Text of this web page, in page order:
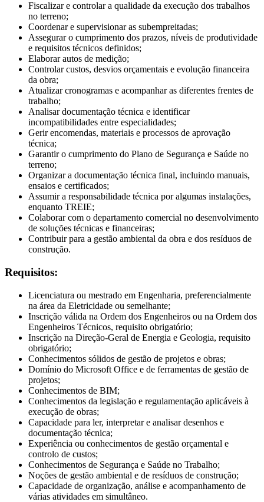
Fiscalizar e controlar a qualidade da execução dos trabalhos
no terreno;
Coordenar e supervisionar as subempreitadas;
Assegurar o cumprimento dos prazos, níveis de produtividade
e requisitos técnicos definidos;
Elaborar autos de medição;
Controlar custos, desvios orçamentais e evolução financeira
da obra;
Atualizar cronogramas e acompanhar as diferentes frentes de
trabalho;
Analisar documentação técnica e identificar
incompatibilidades entre especialidades;
Gerir encomendas, materiais e processos de aprovação
técnica;
Garantir o cumprimento do Plano de Segurança e Saúde no
terreno;
Organizar a documentação técnica final, incluindo manuais,
ensaios e certificados;
Assumir a responsabilidade técnica por algumas instalações,
enquanto TREIE;
Colaborar com o departamento comercial no desenvolvimento
de soluções técnicas e financeiras;
Contribuir para a gestão ambiental da obra e dos resíduos de
construção.
Requisitos:
Licenciatura ou mestrado em Engenharia, preferencialmente
na área da Eletricidade ou semelhante;
Inscrição válida na Ordem dos Engenheiros ou na Ordem dos
Engenheiros Técnicos, requisito obrigatório;
Inscrição na Direção-Geral de Energia e Geologia, requisito
obrigatório;
Conhecimentos sólidos de gestão de projetos e obras;
Domínio do Microsoft Office e de ferramentas de gestão de
projetos;
Conhecimentos de BIM;
Conhecimentos da legislação e regulamentação aplicáveis à
execução de obras;
Capacidade para ler, interpretar e analisar desenhos e
documentação técnica;
Experiência ou conhecimentos de gestão orçamental e
controlo de custos;
Conhecimentos de Segurança e Saúde no Trabalho;
Noções de gestão ambiental e de resíduos de construção;
Capacidade de organização, análise e acompanhamento de
várias atividades em simultâneo.